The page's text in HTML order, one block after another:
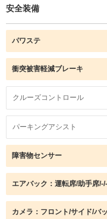
安全装備
パワステ
衝突被害軽減ブレーキ
クルーズコントロール
パーキングアシスト
障害物センサー
エアバック：運転席/助手席/-/-
カメラ：フロント/サイド/バ